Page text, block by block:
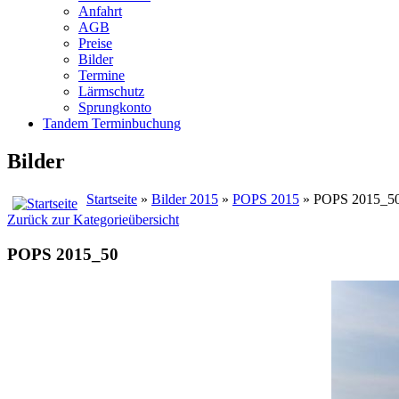
Anfahrt
AGB
Preise
Bilder
Termine
Lärmschutz
Sprungkonto
Tandem Terminbuchung
Bilder
Startseite » Bilder 2015 » POPS 2015 » POPS
Zurück zur Kategorieübersicht
POPS 2015_50